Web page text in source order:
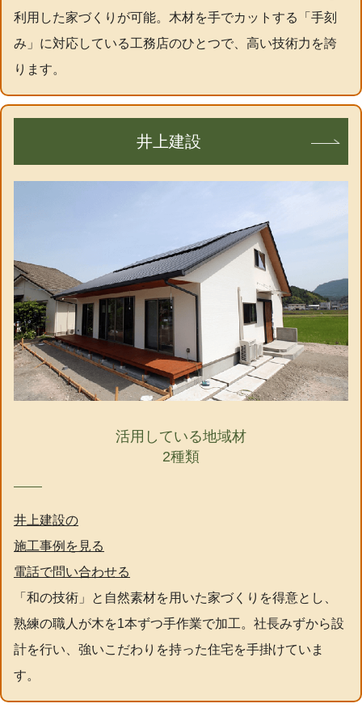
利用した家づくりが可能。木材を手でカットする「手刻
み」に対応している工務店のひとつで、高い技術力を誇
ります。
井上建設
活用している地域材
2種類
井上建設の
施工事例を見る
電話で問い合わせる
「和の技術」と自然素材を用いた家づくりを得意とし、
熟練の職人が木を1本ずつ手作業で加工。社長みずから設
計を行い、強いこだわりを持った住宅を手掛けていま
す。